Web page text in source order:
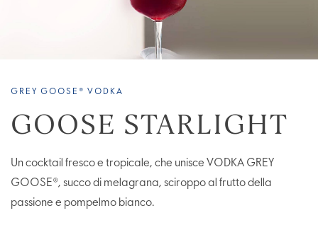
GREY GOOSE® VODKA
GOOSE STARLIGHT
Un cocktail fresco e tropicale, che unisce VODKA GREY
GOOSE®, succo di melagrana, sciroppo al frutto della
passione e pompelmo bianco.